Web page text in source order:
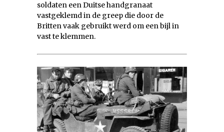
soldaten een Duitse handgranaat
vastgeklemd in de greep die door de
Britten vaak gebruikt werd om een bijl in
vast te klemmen.